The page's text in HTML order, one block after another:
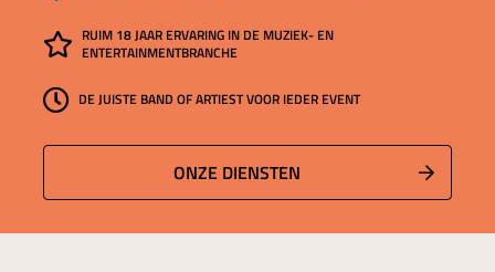
RUIM 18 JAAR ERVARING IN DE MUZIEK- EN
ENTERTAINMENTBRANCHE
DE JUISTE BAND OF ARTIEST VOOR IEDER EVENT
ONZE DIENSTEN